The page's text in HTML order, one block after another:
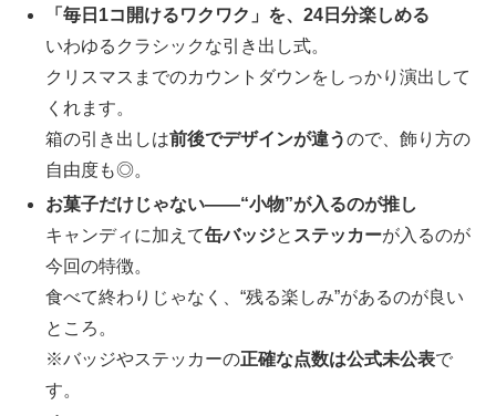
「毎日1コ開けるワクワク」を、24日分楽しめる
いわゆるクラシックな引き出し式。
クリスマスまでのカウントダウンをしっかり演出して
くれます。
箱の引き出しは前後でデザインが違うので、飾り方の
自由度も◎。
お菓子だけじゃない——“小物”が入るのが推し
キャンディに加えて缶バッジと ステッカーが入るのが
今回の特徴。
食べて終わりじゃなく、“残る楽しみ”があるのが良い
ところ。
※バッジやステッカーの正確な点数は公式未公表で
す。